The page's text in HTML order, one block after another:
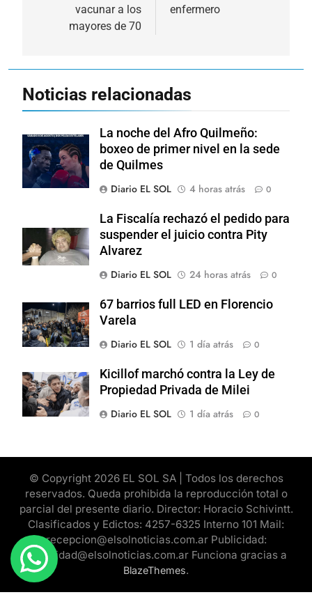
entradas
vacunar a los
mayores de 70
enfermero
Noticias relacionadas
La noche del Afro Quilmeño:
boxeo de primer nivel en la sede
de Quilmes
Diario EL SOL
4 horas atrás 0
La Fiscalía rechazó el pedido para
suspender el juicio contra Pity
Alvarez
Diario EL SOL
24 horas atrás 0
67 barrios full LED en Florencio
Varela
Diario EL SOL
1 día atrás 0
Kicillof marchó contra la Ley de
Propiedad Privada de Milei
Diario EL SOL
1 día atrás 0
© Copyright 2026 EL SOL SA | Todos los derechos
reservados. Queda prohibida la reproducción total o
parcial del presente diario. Director: Horacio Schivintt.
Clasificados y Edictos: 4257-6325 Interno 101 Mail:
recepcion@elsolnoticias.com.ar Publicidad:
publicidad@elsolnoticias.com.ar Funciona gracias a
BlazeThemes.